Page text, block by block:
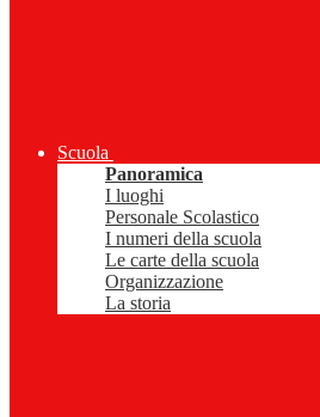
Scuola
Panoramica
I luoghi
Personale Scolastico
I numeri della scuola
Le carte della scuola
Organizzazione
La storia